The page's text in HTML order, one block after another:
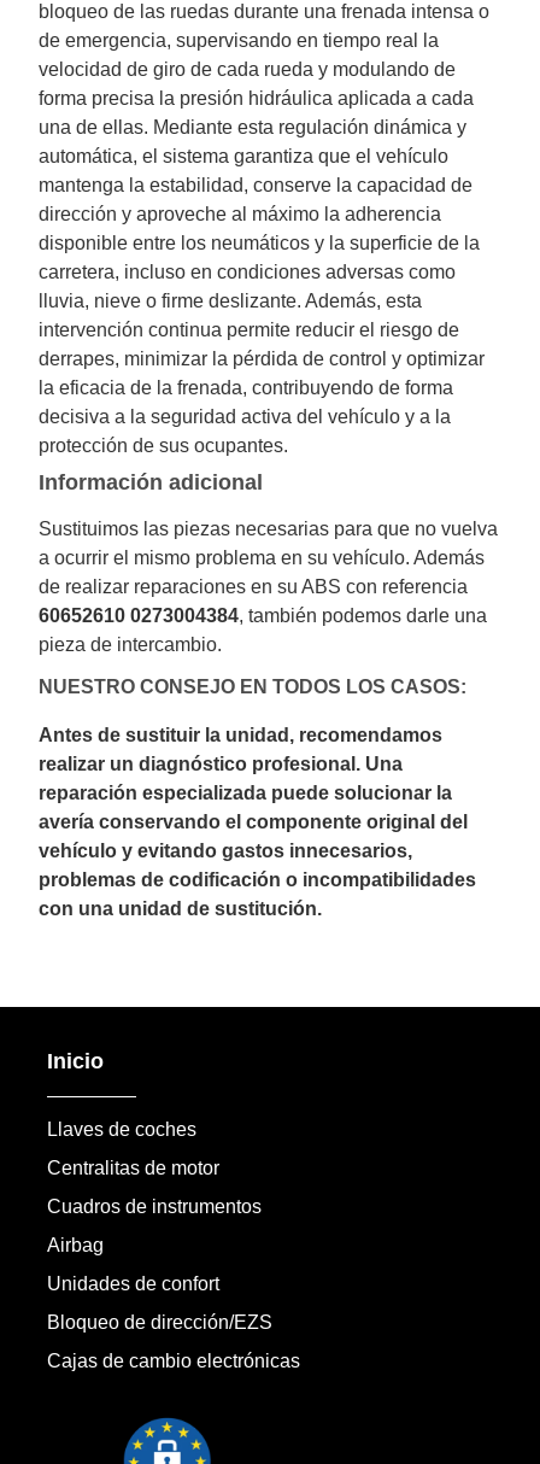
bloqueo de las ruedas durante una frenada intensa o
de emergencia, supervisando en tiempo real la
velocidad de giro de cada rueda y modulando de
forma precisa la presión hidráulica aplicada a cada
una de ellas. Mediante esta regulación dinámica y
automática, el sistema garantiza que el vehículo
mantenga la estabilidad, conserve la capacidad de
dirección y aproveche al máximo la adherencia
disponible entre los neumáticos y la superficie de la
carretera, incluso en condiciones adversas como
lluvia, nieve o firme deslizante. Además, esta
intervención continua permite reducir el riesgo de
derrapes, minimizar la pérdida de control y optimizar
la eficacia de la frenada, contribuyendo de forma
decisiva a la seguridad activa del vehículo y a la
protección de sus ocupantes.
Información adicional
Sustituimos las piezas necesarias para que no vuelva
a ocurrir el mismo problema en su vehículo. Además
de realizar reparaciones en su ABS con referencia
60652610 0273004384, también podemos darle una
pieza de intercambio.
NUESTRO CONSEJO EN TODOS LOS CASOS:
Antes de sustituir la unidad, recomendamos
realizar un diagnóstico profesional. Una
reparación especializada puede solucionar la
avería conservando el componente original del
vehículo y evitando gastos innecesarios,
problemas de codificación o incompatibilidades
con una unidad de sustitución.
Inicio
Llaves de coches
Centralitas de motor
Cuadros de instrumentos
Airbag
Unidades de confort
Bloqueo de dirección/EZS
Cajas de cambio electrónicas